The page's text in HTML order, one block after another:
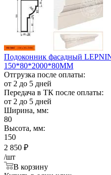
Подоконник фасадный
150*80*2000*80ММ
Отгрузка после оплаты:
от 2 до 5 дней
Передача в ТК после оплаты:
от 2 до 5 дней
Ширина, мм:
80
Высота, мм:
150
2 850 ₽
/шт
В корзину